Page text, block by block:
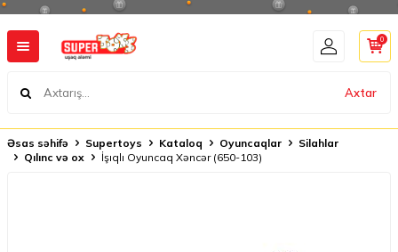
Axtar
0
Əsas səhifə Supertoys Kataloq Oyuncaqlar
Silahlar
Qılınc və ox
İşıqlı Oyuncaq Xəncər (650-103)